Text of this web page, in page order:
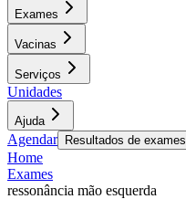
Exames
Vacinas
Serviços
Unidades
Ajuda
Agendar Resultados de exames
Home
Exames
ressonância mão esquerda